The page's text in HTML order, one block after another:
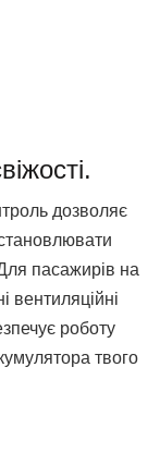
дозволяє
пасажирів на
вентиляційні
роботу
твого